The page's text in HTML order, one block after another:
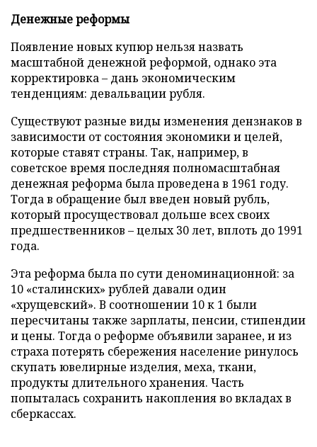
Денежные реформы
Появление новых купюр нельзя назвать
масштабной денежной реформой, однако эта
корректировка – дань экономическим
тенденциям: девальвации рубля.
Существуют разные виды изменения дензнаков в
зависимости от состояния экономики и целей,
которые ставят страны. Так, например, в
советское время последняя полномасштабная
денежная реформа была проведена в 1961 году.
Тогда в обращение был введен новый рубль,
который просуществовал дольше всех своих
предшественников – целых 30 лет, вплоть до 1991
года.
Эта реформа была по сути деноминационной: за
10 «сталинских» рублей давали один
«хрущевский». В соотношении 10 к 1 были
пересчитаны также зарплаты, пенсии, стипендии
и цены. Тогда о реформе объявили заранее, и из
страха потерять сбережения население ринулось
скупать ювелирные изделия, меха, ткани,
продукты длительного хранения. Часть
попыталась сохранить накопления во вкладах в
сберкассах.